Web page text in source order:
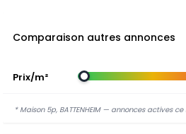
Comparaison autres annonces
Prix/m²
* Maison 5p, BATTENHEIM — annonces actives ce